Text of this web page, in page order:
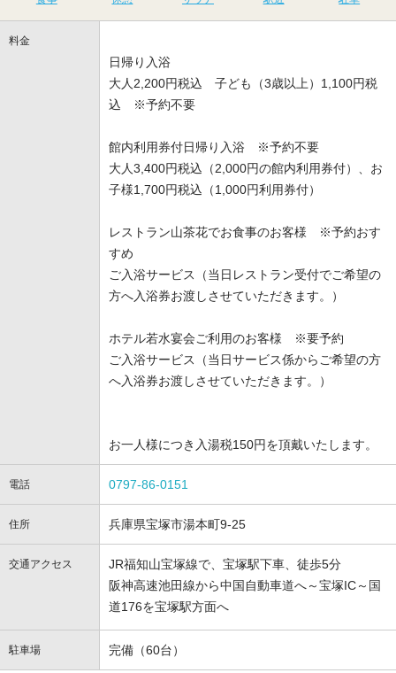
料金
日帰り入浴
大人2,200円税込 子ども（3歳以上）1,100円税
込 ※予約不要
館内利用券付日帰り入浴 ※予約不要
大人3,400円税込（2,000円の館内利用券付）、お
子様1,700円税込（1,000円利用券付）
レストラン山茶花でお食事のお客様 ※予約おす
すめ
ご入浴サービス（当日レストラン受付でご希望の
方へ入浴券お渡しさせていただきます。）
ホテル若水宴会ご利用のお客様 ※要予約
ご入浴サービス（当日サービス係からご希望の方
へ入浴券お渡しさせていただきます。）
お一人様につき入湯税150円を頂戴いたします。
電話 0797-86-0151
住所 兵庫県宝塚市湯本町9-25
交通アクセス
JR福知山宝塚線で、宝塚駅下車、徒歩5分
阪神高速池田線から中国自動車道へ～宝塚IC～国
道176を宝塚駅方面へ
駐車場 完備（60台）